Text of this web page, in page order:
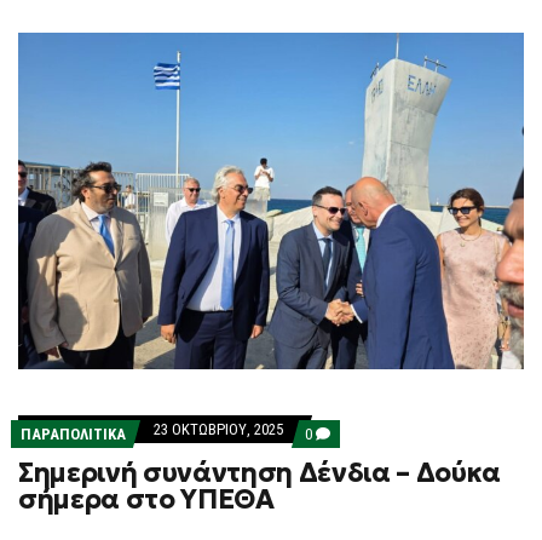
ΠΑΡΑΠΟΛΙΤΙΚΑ 23 ΟΚΤΩΒΡΊΟΥ, 2025 0 COMMENTS
ON
ΣΗΜΕΡΙΝΉ
ΣΥΝΆΝΤΗΣΗ
Σημερινή συνάντηση Δένδια – Δούκα
σήμερα στο ΥΠΕΘΑ